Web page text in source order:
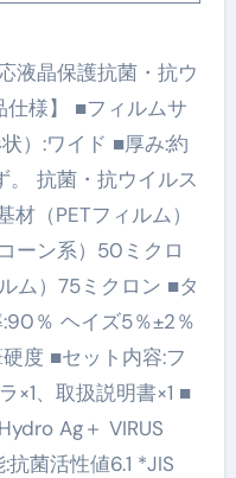
液晶保護抗菌・抗ウ
仕様】 ■フィルムサ
）:ワイド ■厚み:約
。 抗菌・抗ウイルス
（PETフィルム）
ーン系）50ミクロ
ム）75ミクロン ■タ
％ ヘイズ5％±2％
度 ■セット内容:フ
×1、取扱説明書×1 ■
Ag＋ VIRUS
菌活性値6.1 *JIS